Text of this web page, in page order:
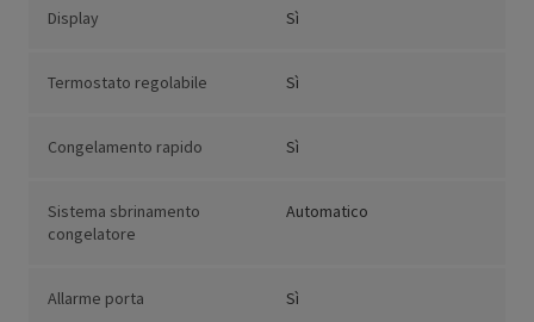
Display Sì
Termostato regolabile Sì
Congelamento rapido Sì
Sistema sbrinamento
congelatore
Automatico
Allarme porta Sì